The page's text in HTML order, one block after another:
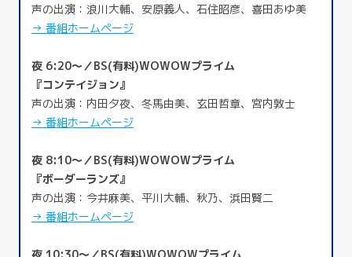
声の出演：浪川大輔、安原義人、石住昭彦、喜田あゆ美
→ 番組ホームページ
夜 6:20～／BS(有料)WOWOWプライム
『コンテイジョン』
声の出演：内田夕夜、冬馬由美、玄田哲章、宮内敦士
→ 番組ホームページ
夜 8:10～／BS(有料)WOWOWプライム
『ボーダーランズ』
声の出演：今井麻美、平川大輔、秋乃、浜田賢二
→ 番組ホームページ